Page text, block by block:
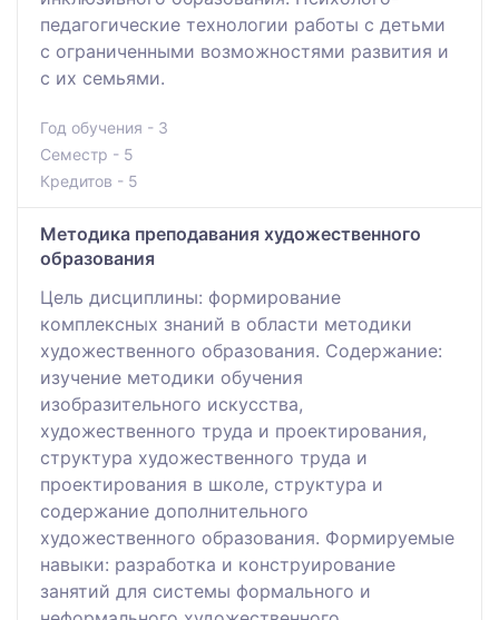
педагогические технологии работы с детьми
с ограниченными возможностями развития и
с их семьями.
Год обучения - 3
Семестр - 5
Кредитов - 5
Методика преподавания художественного
образования
Цель дисциплины: формирование
комплексных знаний в области методики
художественного образования. Содержание:
изучение методики обучения
изобразительного искусства,
художественного труда и проектирования,
структура художественного труда и
проектирования в школе, структура и
содержание дополнительного
художественного образования. Формируемые
навыки: разработка и конструирование
занятий для системы формального и